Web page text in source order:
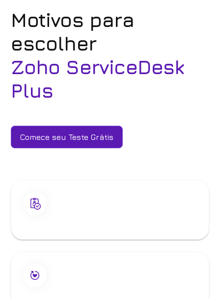
Motivos para
escolher
Zoho ServiceDesk
Plus
Comece seu Teste Grátis